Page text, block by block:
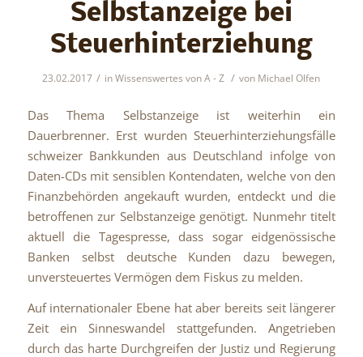
Selbstanzeige bei
Steuerhinterziehung
23.02.2017 / inWissenswertes von A - Z / von Michael Olfen
Das Thema Selbstanzeige ist weiterhin ein
Dauerbrenner. Erst wurden Steuerhinterziehungsfälle
schweizer Bankkunden aus Deutschland infolge von
Daten-CDs mit sensiblen Kontendaten, welche von den
Finanzbehörden angekauft wurden, entdeckt und die
betroffenen zur Selbstanzeige genötigt. Nunmehr titelt
aktuell die Tagespresse, dass sogar eidgenössische
Banken selbst deutsche Kunden dazu bewegen,
unversteuertes Vermögen dem Fiskus zu melden.
Auf internationaler Ebene hat aber bereits seit längerer
Zeit ein Sinneswandel stattgefunden. Angetrieben
durch das harte Durchgreifen der Justiz und Regierung